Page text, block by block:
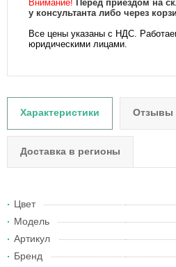
Внимание! Перед приездом на
у консультанта либо через
Все цены указаны с НДС.
юридическими лицами.
Характеристики Отзывы
Доставка в регионы
Цвет
Модель
Артикул
Бренд